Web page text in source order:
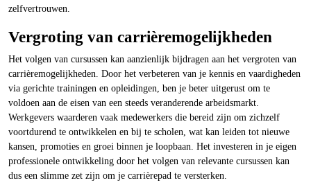
zelfvertrouwen.
Vergroting van carrièremogelijkheden
Het volgen van cursussen kan aanzienlijk bijdragen aan het vergroten van
carrièremogelijkheden. Door het verbeteren van je kennis en vaardigheden
via gerichte trainingen en opleidingen, ben je beter uitgerust om te
voldoen aan de eisen van een steeds veranderende arbeidsmarkt.
Werkgevers waarderen vaak medewerkers die bereid zijn om zichzelf
voortdurend te ontwikkelen en bij te scholen, wat kan leiden tot nieuwe
kansen, promoties en groei binnen je loopbaan. Het investeren in je eigen
professionele ontwikkeling door het volgen van relevante cursussen kan
dus een slimme zet zijn om je carrièrepad te versterken.